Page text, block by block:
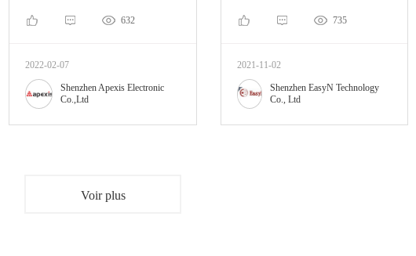
632
2022-02-07
Shenzhen Apexis Electronic
Co.,Ltd
735
2021-11-02
Shenzhen EasyN Technology
Co., Ltd
Voir plus